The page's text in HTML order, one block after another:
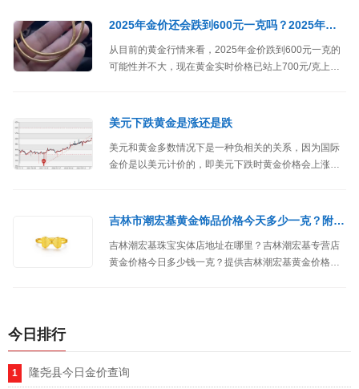
银币、四川银币等主流银元价格。
2025年金价还会跌到600元一克吗？2025年金价走势解读
从目前的黄金行情来看，2025年金价跌到600元一克的
可能性并不大，现在黄金实时价格已站上700元/克上
美元下跌黄金是涨还是跌
美元和黄金多数情况下是一种负相关的关系，因为国际
金价是以美元计价的，即美元下跌时黄金价格会上涨，
吉林市潮宏基黄金饰品价格今天多少一克？附专柜位置
吉林潮宏基珠宝实体店地址在哪里？吉林潮宏基专营店
黄金价格今日多少钱一克？提供吉林潮宏基黄金价格、
今日排行
隆尧县今日金价查询